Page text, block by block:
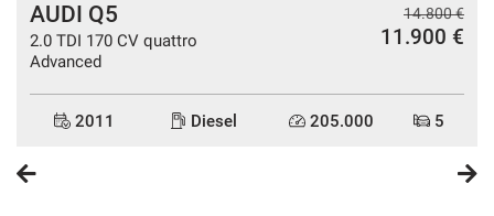
AUDI Q5
2.0 TDI 170 CV quattro
Advanced
14.800 €
11.900 €
2011 Diesel 205.000 5